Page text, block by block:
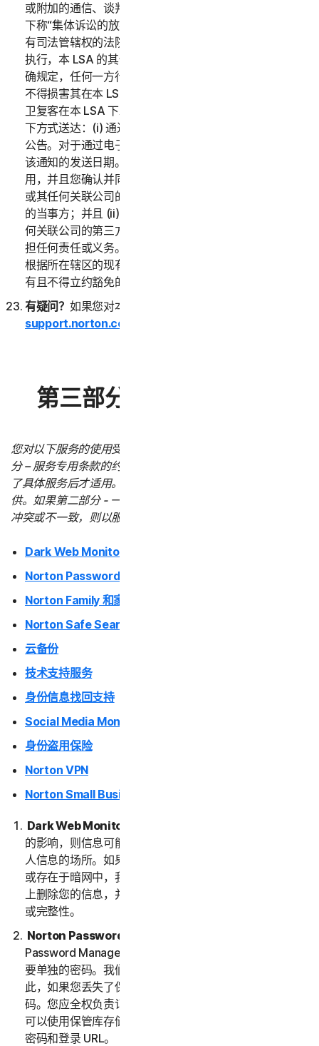
或附加的通信、谈判或协议。除本 LSA 第 2(h) 部分（以
下称“集体诉讼的放弃”）中的任何条款外，如果仲裁员或
有司法管辖权的法院判定本 LSA 的任何部分无效或无法
执行，本 LSA 的其他部分的内容仍适用。除非本 LSA 明
确规定，任何一方行使其在本 LSA 下的任何补救措施均
不得损害其在本 LSA 或其他方面的其他补救措施。诺顿
卫复客在本 LSA 下发出的任何通知或其他通信将通过以
下方式送达：(i) 通过电子邮件；或 (ii) 通过在服务中发布
公告。对于通过电子邮件发出的通知，收到日期将被视为
该通知的发送日期。本 LSA 仅在您和诺顿卫复客之间适
用，并且您确认并同意：(i) 任何第三方，包括诺顿卫复客
或其任何关联公司的第三方渠道合作伙伴，均不是本 LSA
的当事方；并且 (ii) 没有第三方，包括诺顿卫复客或其任
何关联公司的第三方渠道合作伙伴，在本 LSA 下对您承
担任何责任或义务。本 LSA 中的任何内容均不会削弱您
根据所在辖区的现有消费者保护法或其他适用法律而应享
有且不得立约豁免的任何权利。
有疑问？ 如果您对本 LSA 或服务有疑问，请访问
support.norton.com
第三部分 - 服务专用条款
您对以下服务的使用受本 LSA 第二部分 – 一般条款和第三部
分 – 服务专用条款的约束。服务专用条款仅在您购买或使用
了具体服务后才适用。所有服务并非在所有国家/地区都提
供。如果第二部分 - 一般条款与任何服务专用条款之间存在
冲突或不一致，则以服务专用条款为准并适用。
Dark Web Monitoring
Norton Password Manager
Norton Family 和家长控制
Norton Safe Search 和 Safe Web
云备份
技术支持服务
身份信息找回支持
Social Media Monitoring
身份盗用保险
Norton VPN
Norton Small Business
Dark Web Monitoring
的影响，则信息可能最终会出现在暗网上。暗网是交易个
人信息的场所。如果我们检测到或认为您的信息遭到泄露
或存在于暗网中，我们将向您发送通知。我们不会从暗网
上删除您的信息，并且我们也不保证暗网上信息的准确性
或完整性。
Norton Password Manager。
Password Manager，您需要创建一个保管库。保管库需
要单独的密码。我们不会存储或保留您的保管库密码，因
此，如果您丢失了保管库密码，我们将无法为您恢复密
码。您应全权负责记住并保管您的保管库密码。然后，您
可以使用保管库存储您访问和使用的其他站点的登录名、
密码和登录 URL。